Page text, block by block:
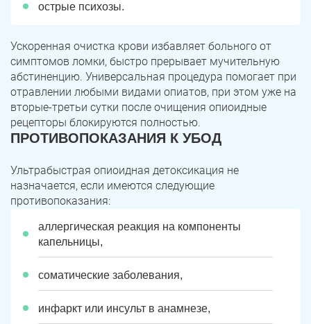
острые психозы.
Ускоренная очистка крови избавляет больного от
симптомов ломки, быстро прерывает мучительную
абстиненцию. Универсальная процедура помогает при
отравлении любыми видами опиатов, при этом уже на
вторые-третьи сутки после очищения опиоидные
рецепторы блокируются полностью.
ПРОТИВОПОКАЗАНИЯ К УБОД
Ультрабыстрая опиоидная детоксикация не
назначается, если имеются следующие
противопоказания:
аллергическая реакция на компоненты
капельницы,
соматические заболевания,
инфаркт или инсульт в анамнезе,